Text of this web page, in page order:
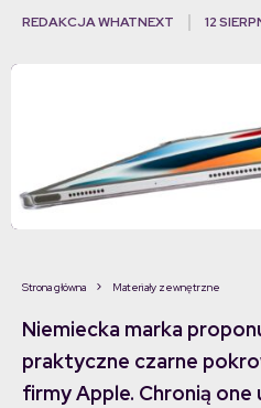
REDAKCJA WHATNEXT 12
Strona główna Materiały zewnętrzne
Niemiecka marka
praktyczne czarne
firmy Apple. Chronią one